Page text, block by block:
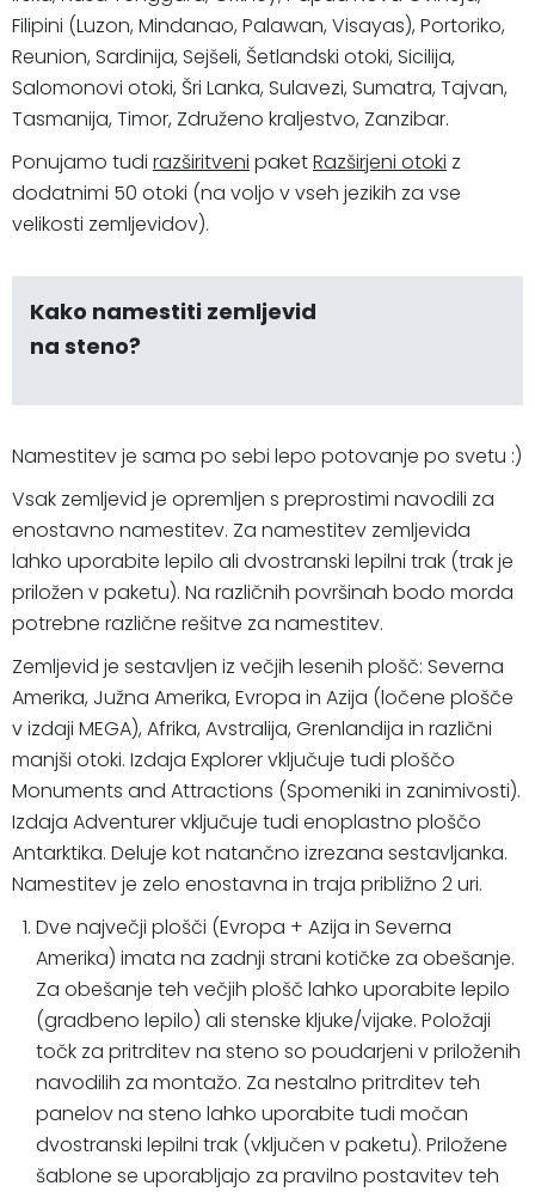
Filipini (Luzon, Mindanao, Palawan, Visayas), Portoriko,
Reunion, Sardinija, Sejšeli, Šetlandski otoki, Sicilija,
Salomonovi otoki, Šri Lanka, Sulavezi, Sumatra, Tajvan,
Tasmanija, Timor, Združeno kraljestvo, Zanzibar.
Ponujamo tudi razširitveni paketRazširjeni otoki z
dodatnimi 50 otoki (na voljo v vseh jezikih za vse
velikosti zemljevidov).
Kako namestiti zemljevid
na steno?
Namestitev je sama po sebi lepo potovanje po svetu :)
Vsak zemljevid je opremljen s preprostimi navodili za
enostavno namestitev. Za namestitev zemljevida
lahko uporabite lepilo ali dvostranski lepilni trak (trak je
priložen v paketu). Na različnih površinah bodo morda
potrebne različne rešitve za namestitev.
Zemljevid je sestavljen iz večjih lesenih plošč: Severna
Amerika, Južna Amerika, Evropa in Azija (ločene plošče
v izdaji MEGA), Afrika, Avstralija, Grenlandija in različni
manjši otoki. Izdaja Explorer vključuje tudi ploščo
Monuments and Attractions (Spomeniki in zanimivosti).
Izdaja Adventurer vključuje tudi enoplastno ploščo
Antarktika. Deluje kot natančno izrezana sestavljanka.
Namestitev je zelo enostavna in traja približno 2 uri.
Dve največji plošči (Evropa + Azija in Severna
Amerika) imata na zadnji strani kotičke za obešanje.
Za obešanje teh večjih plošč lahko uporabite lepilo
(gradbeno lepilo) ali stenske kljuke/vijake. Položaji
točk za pritrditev na steno so poudarjeni v priloženih
navodilih za montažo. Za nestalno pritrditev teh
panelov na steno lahko uporabite tudi močan
dvostranski lepilni trak (vključen v paketu). Priložene
šablone se uporabljajo za pravilno postavitev teh